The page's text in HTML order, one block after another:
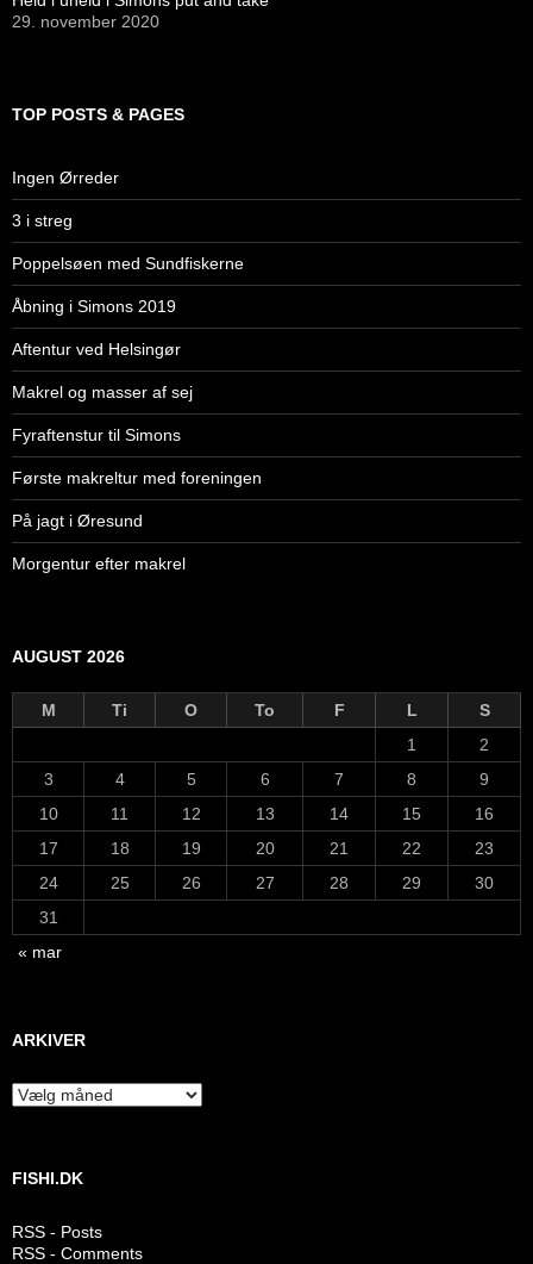
29. november 2020
TOP POSTS & PAGES
Ingen Ørreder
3 i streg
Poppelsøen med Sundfiskerne
Åbning i Simons 2019
Aftentur ved Helsingør
Makrel og masser af sej
Fyraftenstur til Simons
Første makreltur med foreningen
På jagt i Øresund
Morgentur efter makrel
AUGUST 2026
M Ti O To F L
S
1
2
3
4 5 6 7 8
9
10
11 12 13 14 15
16
17
18 19 20 21 22
23
24
25 26 27 28 29
30
31
« mar
ARKIVER
Arkiver
FISHI.DK
RSS - Posts
RSS - Comments